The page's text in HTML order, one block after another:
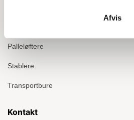
Afvis
Palleløftere
Stablere
Transportbure
Kontakt